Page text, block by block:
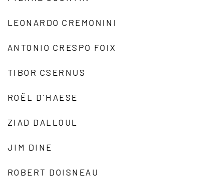
LEONARDO CREMONINI
ANTONIO CRESPO FOIX
TIBOR CSERNUS
ROËL D'HAESE
ZIAD DALLOUL
JIM DINE
ROBERT DOISNEAU